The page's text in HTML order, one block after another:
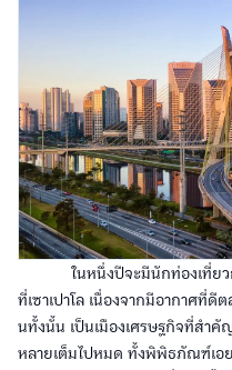
ในหนึ่งปีจะมีนักท่องเที่ยวกว่
ที่เซาเปาโล เนื่องจากมีอากาศที่
นทั้งนั้น เป็นเมืองเศรษฐกิจที่สำ
หลายเต็มไปหมด ทั้งพิพิธภัณฑ์เอ